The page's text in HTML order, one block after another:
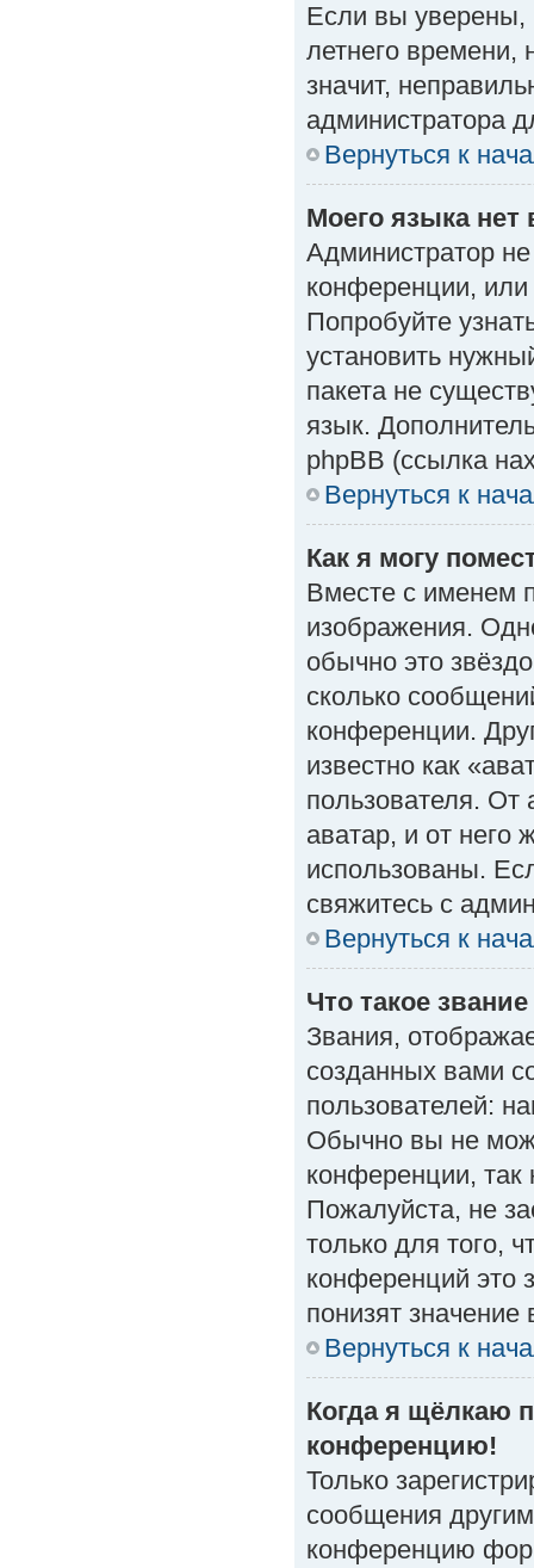
Если вы уверены,
летнего времени,
значит,
администратора
Вернуться к
Моего языка нет
Администратор
конференции,
Попробуйте
установить
пакета не
язык.
phpBB (ссылка
Вернуться к
Как я могу
Вместе с именем
изображения.
обычно это
сколько
конференции.
известно как
пользователя. От
аватар, и от него
использованы.
свяжитесь с
Вернуться к
Что такое
Звания,
созданных вами
пользователей:
Обычно вы не
конференции, так
Пожалуйста, не
только для того,
конференций это
понизят
Вернуться к
Когда я щёлкаю
конференцию!
Только
сообщения
конференцию